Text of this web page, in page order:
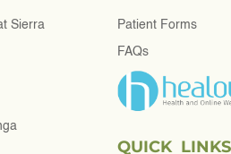
Sierra
Patient Forms
FAQs
QUICK LINKS